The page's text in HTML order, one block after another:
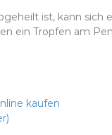
ist, kann sich
ein Tropfen am
kaufen